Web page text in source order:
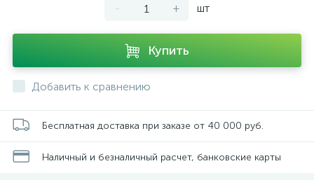
- + шт
Купить
Добавить к сравнению
Бесплатная доставка при заказе от 40 000 руб.
Наличный и безналичный расчет, банковские карты